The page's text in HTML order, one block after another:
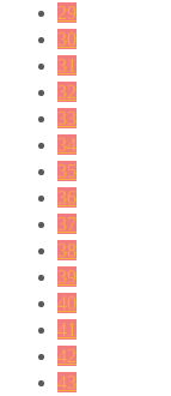
29
30
31
32
33
34
35
36
37
38
39
40
41
42
43